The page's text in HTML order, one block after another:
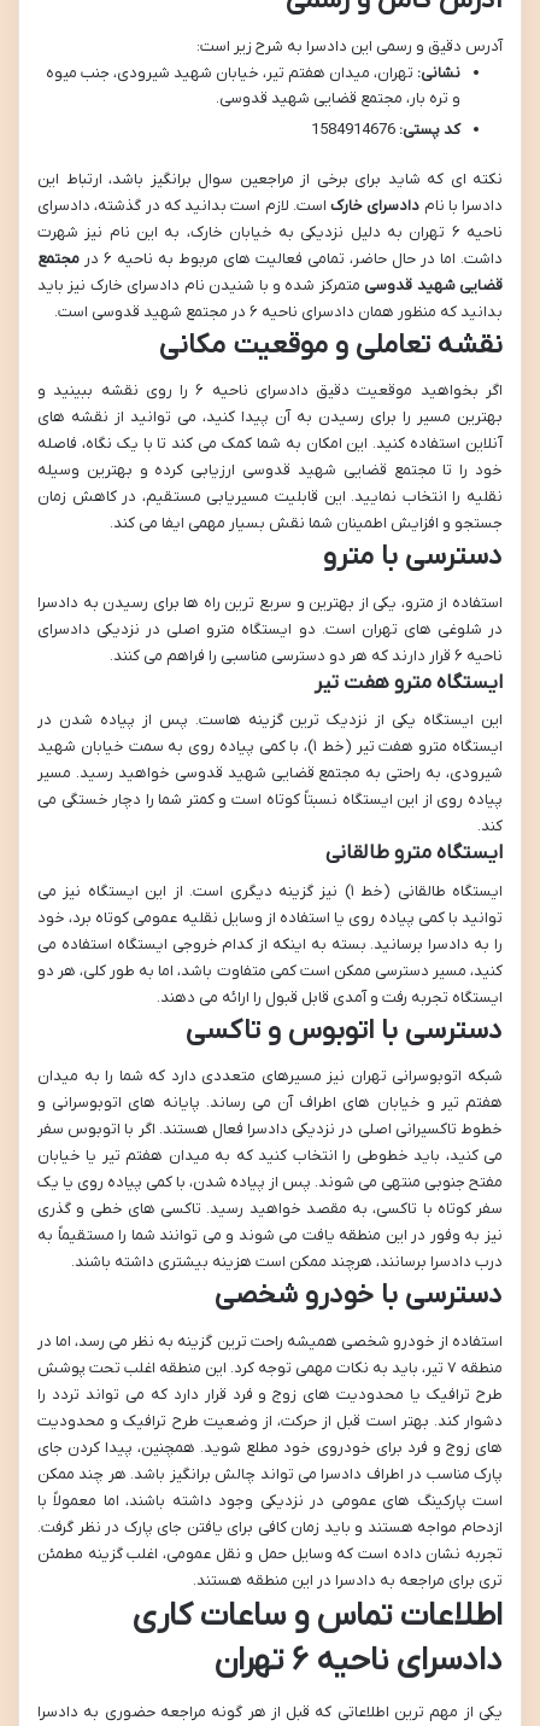
آدرس دقیق و رسمی این دادسرا به شرح زیر است:
نشانی: تهران، میدان هفتم تیر، خیابان شهید شیرودی، جنب میوه
و تره بار، مجتمع قضایی شهید قدوسی.
کد پستی:
نکته ای که شاید برای برخی از مراجعین سوال برانگیز باشد، ارتباط این
دادسرا با نام دادسرای خارک است. لازم است بدانید که در گذشته، دادسرای
ناحیه ۶ تهران به دلیل نزدیکی به خیابان خارک، به این نام نیز شهرت
داشت. اما در حال حاضر، تمامی فعالیت های مربوط به ناحیه ۶ در
مجتمع
قضایی شهید قدوسی متمرکز شده و با شنیدن نام دادسرای خارک نیز باید
بدانید که منظور همان دادسرای ناحیه ۶ در مجتمع شهید قدوسی است.
نقشه تعاملی و موقعیت مکانی
اگر بخواهید موقعیت دقیق دادسرای ناحیه ۶ را روی نقشه ببینید و
بهترین مسیر را برای رسیدن به آن پیدا کنید، می توانید از نقشه های
آنلاین استفاده کنید. این امکان به شما کمک می کند تا با یک نگاه، فاصله
خود را تا مجتمع قضایی شهید قدوسی ارزیابی کرده و بهترین وسیله
نقلیه را انتخاب نمایید. این قابلیت مسیریابی مستقیم، در کاهش زمان
جستجو و افزایش اطمینان شما نقش بسیار مهمی ایفا می کند.
دسترسی با مترو
استفاده از مترو، یکی از بهترین و سریع ترین راه ها برای رسیدن به دادسرا
در شلوغی های تهران است. دو ایستگاه مترو اصلی در نزدیکی دادسرای
ناحیه ۶ قرار دارند که هر دو دسترسی مناسبی را فراهم می کنند.
ایستگاه مترو هفت تیر
این ایستگاه یکی از نزدیک ترین گزینه هاست. پس از پیاده شدن در
ایستگاه مترو هفت تیر (خط ۱)، با کمی پیاده روی به سمت خیابان شهید
شیرودی، به راحتی به مجتمع قضایی شهید قدوسی خواهید رسید. مسیر
پیاده روی از این ایستگاه نسبتاً کوتاه است و کمتر شما را دچار خستگی می
کند.
ایستگاه مترو طالقانی
ایستگاه طالقانی (خط ۱) نیز گزینه دیگری است. از این ایستگاه نیز می
توانید با کمی پیاده روی یا استفاده از وسایل نقلیه عمومی کوتاه برد، خود
را به دادسرا برسانید. بسته به اینکه از کدام خروجی ایستگاه استفاده می
کنید، مسیر دسترسی ممکن است کمی متفاوت باشد، اما به طور کلی، هر دو
ایستگاه تجربه رفت و آمدی قابل قبول را ارائه می دهند.
دسترسی با اتوبوس و تاکسی
شبکه اتوبوسرانی تهران نیز مسیرهای متعددی دارد که شما را به میدان
هفتم تیر و خیابان های اطراف آن می رساند. پایانه های اتوبوسرانی و
خطوط تاکسیرانی اصلی در نزدیکی دادسرا فعال هستند. اگر با اتوبوس سفر
می کنید، باید خطوطی را انتخاب کنید که به میدان هفتم تیر یا خیابان
مفتح جنوبی منتهی می شوند. پس از پیاده شدن، با کمی پیاده روی یا یک
سفر کوتاه با تاکسی، به مقصد خواهید رسید. تاکسی های خطی و گذری
نیز به وفور در این منطقه یافت می شوند و می توانند شما را مستقیماً به
درب دادسرا برسانند، هرچند ممکن است هزینه بیشتری داشته باشند.
دسترسی با خودرو شخصی
استفاده از خودرو شخصی همیشه راحت ترین گزینه به نظر می رسد، اما در
منطقه ۷ تیر، باید به نکات مهمی توجه کرد. این منطقه اغلب تحت پوشش
طرح ترافیک یا محدودیت های زوج و فرد قرار دارد که می تواند تردد را
دشوار کند. بهتر است قبل از حرکت، از وضعیت طرح ترافیک و محدودیت
های زوج و فرد برای خودروی خود مطلع شوید. همچنین، پیدا کردن جای
پارک مناسب در اطراف دادسرا می تواند چالش برانگیز باشد. هر چند ممکن
است پارکینگ های عمومی در نزدیکی وجود داشته باشند، اما معمولاً با
ازدحام مواجه هستند و باید زمان کافی برای یافتن جای پارک در نظر گرفت.
تجربه نشان داده است که وسایل حمل و نقل عمومی، اغلب گزینه مطمئن
تری برای مراجعه به دادسرا در این منطقه هستند.
اطلاعات تماس و ساعات کاری
دادسرای ناحیه ۶ تهران
یکی از مهم ترین اطلاعاتی که قبل از هر گونه مراجعه حضوری به دادسرا